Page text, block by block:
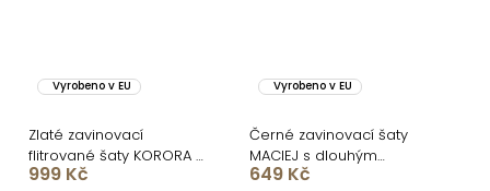
Vyrobeno v EU
Zlaté zavinovací
flitrované šaty KORORA s
dlouhým rukávem
999 Kč
Vyrobeno v EU
Černé zavinovací šaty
MACIEJ s dlouhým
rukávem
649 Kč